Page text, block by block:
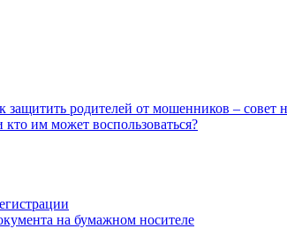
родителей от мошенников – совет
им может воспользоваться?
на бумажном носителе